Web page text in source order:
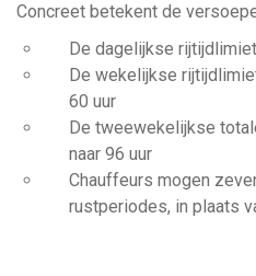
Concreet betekent de
De dagelijkse
De wekelijkse
60 uur
De tweewekelijkse
naar 96 uur
Chauffeurs mogen
rustperiodes, in plaats